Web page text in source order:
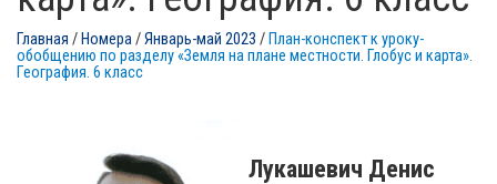
Главная / Номера/Январь-май 2023 / План-конспект к уроку-
обобщению по разделу «Земля на плане местности. Глобус и карта».
География. 6 класс
Лукашевич Денис